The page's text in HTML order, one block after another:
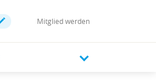
Mitglied werden